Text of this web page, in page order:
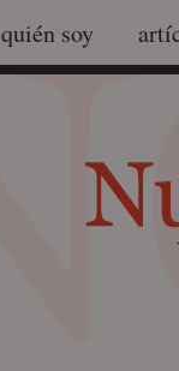
quién soy